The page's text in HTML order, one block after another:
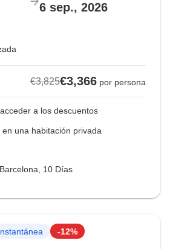
6 sep., 2026
€3,825€3,366 por persona
a los descuentos
en una habitación privada
10 Días
-12%